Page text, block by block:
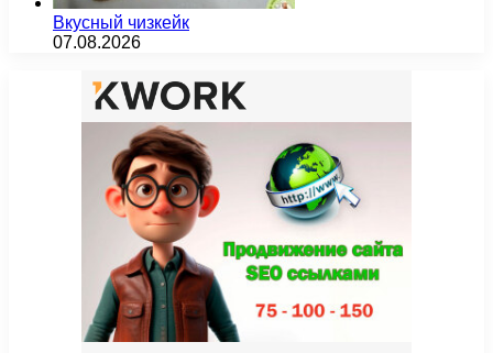
Вкусный чизкейк
07.08.2026